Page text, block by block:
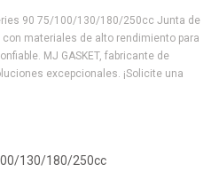
90 75/100/130/180/250cc Junta de
materiales de alto rendimiento para
MJ GASKET, fabricante de
excepcionales. ¡Solicite una
130/180/250cc